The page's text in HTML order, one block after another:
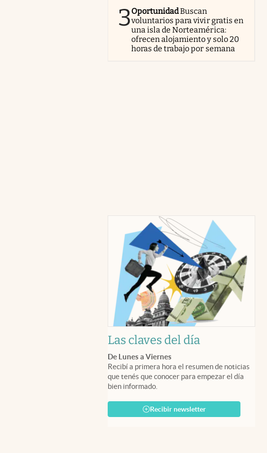
3OportunidadBuscan
voluntarios para vivir gratis en
una isla de Norteamérica:
ofrecen alojamiento y solo 20
horas de trabajo por semana
Las claves del día
De Lunes a Viernes
Recibí a primera hora el resumen de noticias
que tenés que conocer para empezar el día
bien informado.
Recibir newsletter